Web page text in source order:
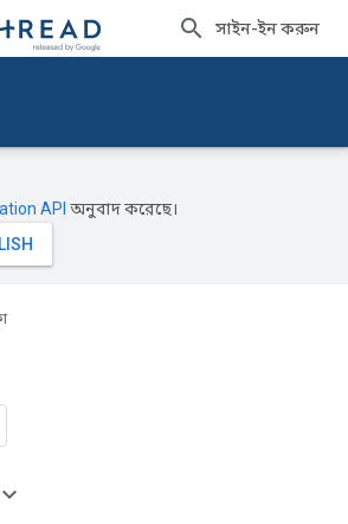
সাইন-ইন করুন
API অনুবাদ করেছে।